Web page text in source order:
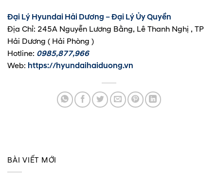
Đại Lý Hyundai Hải Dương – Đại Lý Ủy Quyền
Địa Chỉ: 245A Nguyễn Lương Bằng, Lê Thanh Nghị , TP
Hải Dương ( Hải Phòng )
Hotline: 0985,877,966
Web: https://hyundaihaiduong.vn
BÀI VIẾT MỚI